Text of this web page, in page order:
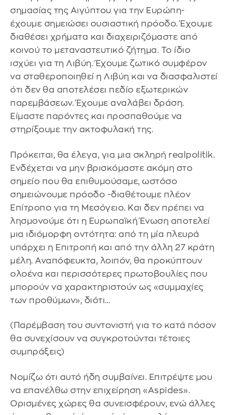
σημασίας της Αιγύπτου για την Ευρώπη-
έχουμε σημειώσει ουσιαστική πρόοδο. Έχουμε
διαθέσει χρήματα και διαχειριζόμαστε από
κοινού το μεταναστευτικό ζήτημα. Το ίδιο
ισχύει για τη Λιβύη. Έχουμε ζωτικό συμφέρον
να σταθεροποιηθεί η Λιβύη και να διασφαλιστεί
ότι δεν θα αποτελέσει πεδίο εξωτερικών
παρεμβάσεων. Έχουμε αναλάβει δράση.
Είμαστε παρόντες και προσπαθούμε να
στηρίξουμε την ακτοφυλακή της.
Πρόκειται, θα έλεγα, για μια σκληρή realpolitik.
Ενδέχεται να μην βρισκόμαστε ακόμη στο
σημείο που θα επιθυμούσαμε, ωστόσο
σημειώνουμε πρόοδο -διαθέτουμε πλέον
Επίτροπο για τη Μεσόγειο. Και δεν πρέπει να
λησμονούμε ότι η Ευρωπαϊκή Ένωση αποτελεί
μια ιδιόμορφη οντότητα: από τη μία πλευρά
υπάρχει η Επιτροπή και από την άλλη 27 κράτη
μέλη. Αναπόφευκτα, λοιπόν, θα προκύπτουν
ολοένα και περισσότερες πρωτοβουλίες που
μπορούν να χαρακτηριστούν ως «συμμαχίες
των προθύμων», διότι…
(Παρέμβαση του συντονιστή για το κατά πόσον
θα συνεχίσουν να συγκροτούνται τέτοιες
συμπράξεις)
Νομίζω ότι αυτό ήδη συμβαίνει. Επιτρέψτε μου
να επανέλθω στην επιχείρηση «Aspides».
Ορισμένες χώρες θα συνεισφέρουν, ενώ άλλες